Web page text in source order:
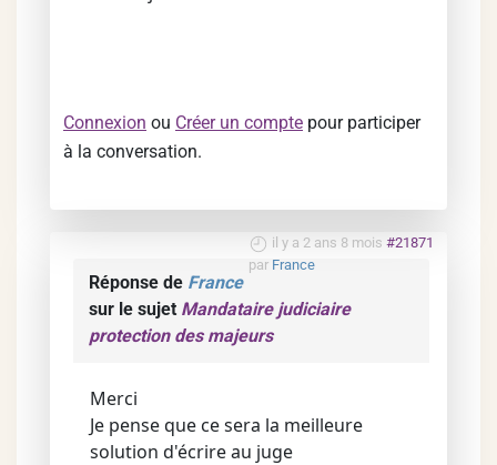
Connexion ou Créer un compte pour participer
à la conversation.
il y a 2 ans 8 mois #21871
par France
Réponse de France
sur le sujet Mandataire judiciaire
protection des majeurs
Merci
Je pense que ce sera la meilleure
solution d'écrire au juge